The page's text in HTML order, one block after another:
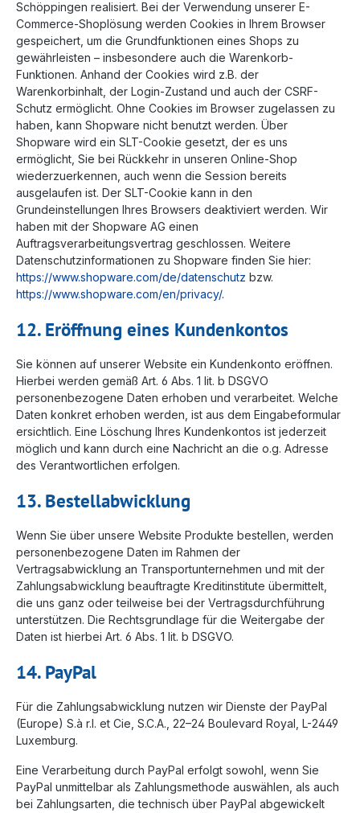
Schöppingen realisiert. Bei der Verwendung unserer E-
Commerce-Shoplösung werden Cookies in Ihrem Browser
gespeichert, um die Grundfunktionen eines Shops zu
gewährleisten – insbesondere auch die Warenkorb-
Funktionen. Anhand der Cookies wird z.B. der
Warenkorbinhalt, der Login-Zustand und auch der CSRF-
Schutz ermöglicht. Ohne Cookies im Browser zugelassen zu
haben, kann Shopware nicht benutzt werden. Über
Shopware wird ein SLT-Cookie gesetzt, der es uns
ermöglicht, Sie bei Rückkehr in unseren Online-Shop
wiederzuerkennen, auch wenn die Session bereits
ausgelaufen ist. Der SLT-Cookie kann in den
Grundeinstellungen Ihres Browsers deaktiviert werden. Wir
haben mit der Shopware AG einen
Auftragsverarbeitungsvertrag geschlossen. Weitere
Datenschutzinformationen zu Shopware finden Sie hier:
https://www.shopware.com/de/datenschutz bzw.
https://www.shopware.com/en/privacy/.
12. Eröffnung eines Kundenkontos
Sie können auf unserer Website ein Kundenkonto eröffnen.
Hierbei werden gemäß Art. 6 Abs. 1 lit. b DSGVO
personenbezogene Daten erhoben und verarbeitet. Welche
Daten konkret erhoben werden, ist aus dem Eingabeformular
ersichtlich. Eine Löschung Ihres Kundenkontos ist jederzeit
möglich und kann durch eine Nachricht an die o.g. Adresse
des Verantwortlichen erfolgen.
13. Bestellabwicklung
Wenn Sie über unsere Website Produkte bestellen, werden
personenbezogene Daten im Rahmen der
Vertragsabwicklung an Transportunternehmen und mit der
Zahlungsabwicklung beauftragte Kreditinstitute übermittelt,
die uns ganz oder teilweise bei der Vertragsdurchführung
unterstützen. Die Rechtsgrundlage für die Weitergabe der
Daten ist hierbei Art. 6 Abs. 1 lit. b DSGVO.
14. PayPal
Für die Zahlungsabwicklung nutzen wir Dienste der PayPal
(Europe) S.à r.l. et Cie, S.C.A., 22–24 Boulevard Royal, L-2449
Luxemburg.
Eine Verarbeitung durch PayPal erfolgt sowohl, wenn Sie
PayPal unmittelbar als Zahlungsmethode auswählen, als auch
bei Zahlungsarten, die technisch über PayPal abgewickelt